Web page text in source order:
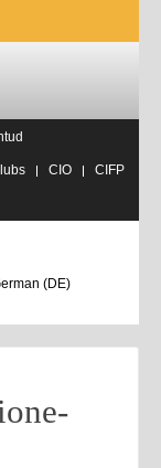
CIO CIFP